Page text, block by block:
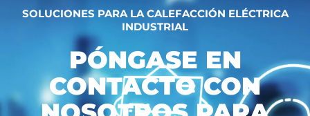
SOLUCIONES PARA LA CALEFACCIÓN ELÉCTRICA
INDUSTRIAL
PÓNGASE EN
CONTACTO CON